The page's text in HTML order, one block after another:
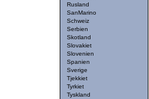
Rusland
SanMarino
Schweiz
Serbien
Skotland
Slovakiet
Slovenien
Spanien
Sverige
Tjekkiet
Tyrkiet
Tyskland